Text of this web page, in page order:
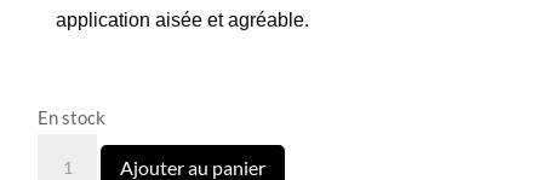
application aisée et agréable.
En stock
quantité
Ajouter au panier